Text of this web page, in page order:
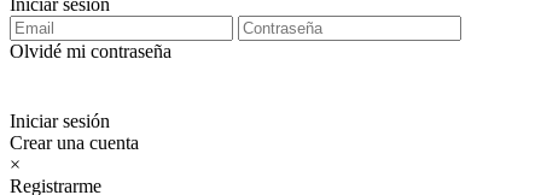
Iniciar sesión
Olvidé mi contraseña
Iniciar sesión
Crear una cuenta
×
Registrarme